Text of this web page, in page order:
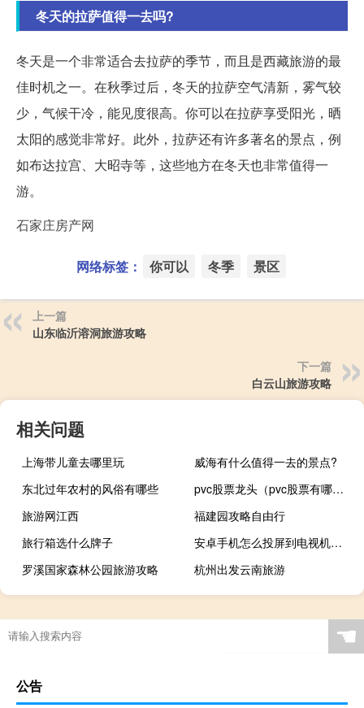
冬天的拉萨值得一去吗?
冬天是一个非常适合去拉萨的季节，而且是西藏旅游的最
佳时机之一。在秋季过后，冬天的拉萨空气清新，雾气较
少，气候干冷，能见度很高。你可以在拉萨享受阳光，晒
太阳的感觉非常好。此外，拉萨还有许多著名的景点，例
如布达拉宫、大昭寺等，这些地方在冬天也非常值得一
游。
石家庄房产网
网络标签： 你可以 冬季 景区
上一篇
山东临沂溶洞旅游攻略
下一篇
白云山旅游攻略
相关问题
上海带儿童去哪里玩
威海有什么值得一去的景点?
东北过年农村的风俗有哪些
pvc股票龙头（pvc股票有哪些呢）
旅游网江西
福建园攻略自由行
旅行箱选什么牌子
安卓手机怎么投屏到电视机上（安卓手机怎么投屏到电视）
罗溪国家森林公园旅游攻略
杭州出发云南旅游
☚
公告